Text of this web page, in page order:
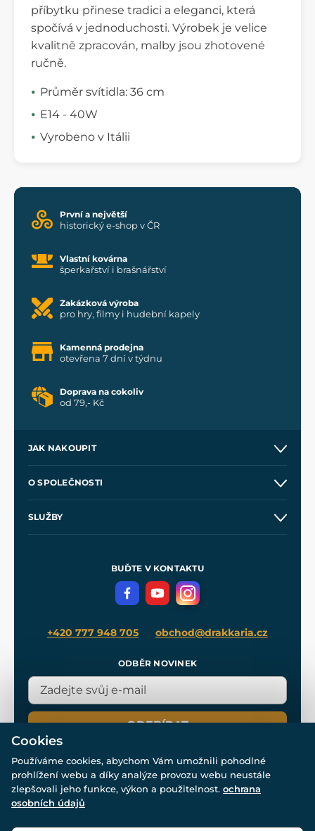
příbytku přinese tradici a eleganci, která
spočívá v jednoduchosti. Výrobek je velice
kvalitně zpracován, malby jsou zhotovené
ručně.
Průměr svítidla: 36 cm
E14 - 40W
Vyrobeno v Itálii
První a největší
historický e-shop v ČR
Vlastní kovárna
šperkařství i brašnářství
Zakázková výroba
pro hry, filmy i hudební kapely
Kamenná prodejna
otevřena 7 dní v týdnu
Doprava na cokoliv
od 79,- Kč
JAK NAKOUPIT
Velkoobchod
O SPOLEČNOSTI
SLUŽBY
Meče pro Kingdom Come
BUĎTE V KONTAKTU
+420 777 948 705 obchod@drakkaria.cz
ODBĚR NOVINEK
ODEBÍRAT
© Všechna práva vyhrazena. www.drakkaria.cz 2007-2026.
Cookies
Používáme cookies, abychom Vám umožnili pohodlné
prohlížení webu a díky analýze provozu webu neustále
zlepšovali jeho funkce, výkon a použitelnost. ochrana
osobních údajů